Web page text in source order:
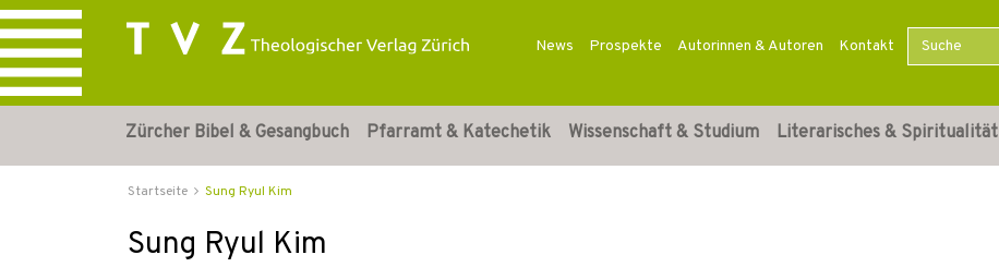
News Prospekte Autorinnen & Autoren Kontakt
Zürcher Bibel & Gesangbuch Pfarramt & Katechetik Wissenschaft & Studium Literarisches & Spiritualität
Startseite Sung Ryul Kim
Sung Ryul Kim